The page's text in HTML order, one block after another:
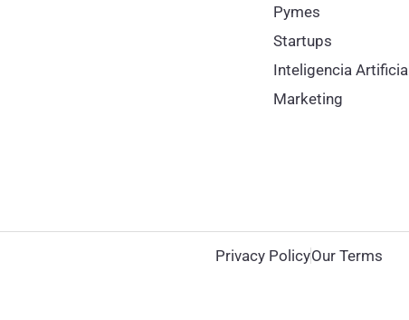
Pymes
Startups
Inteligencia Artificial
Marketing
Privacy PolicyOur Terms